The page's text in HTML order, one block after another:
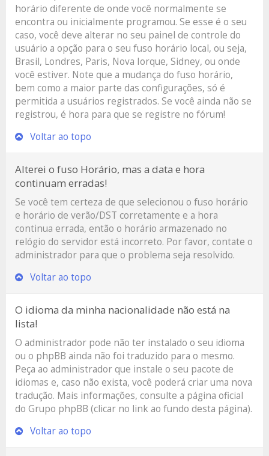
horário diferente de onde você normalmente se
encontra ou inicialmente programou. Se esse é o seu
caso, você deve alterar no seu painel de controle do
usuário a opção para o seu fuso horário local, ou seja,
Brasil, Londres, Paris, Nova Iorque, Sidney, ou onde
você estiver. Note que a mudança do fuso horário,
bem como a maior parte das configurações, só é
permitida a usuários registrados. Se você ainda não se
registrou, é hora para que se registre no fórum!
Voltar ao topo
Alterei o fuso Horário, mas a data e hora
continuam erradas!
Se você tem certeza de que selecionou o fuso horário
e horário de verão/DST corretamente e a hora
continua errada, então o horário armazenado no
relógio do servidor está incorreto. Por favor, contate o
administrador para que o problema seja resolvido.
Voltar ao topo
O idioma da minha nacionalidade não está na
lista!
O administrador pode não ter instalado o seu idioma
ou o phpBB ainda não foi traduzido para o mesmo.
Peça ao administrador que instale o seu pacote de
idiomas e, caso não exista, você poderá criar uma nova
tradução. Mais informações, consulte a página oficial
do Grupo phpBB (clicar no link ao fundo desta página).
Voltar ao topo